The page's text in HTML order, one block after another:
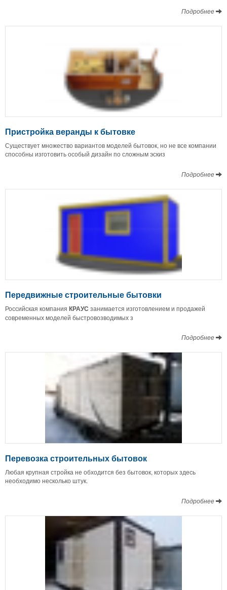
Подробнее
Пристройка веранды к бытовке
Существует множество вариантов моделей бытовок, но не все компании
способны изготовить особый дизайн по сложным эскиз
Подробнее
Передвижные строительные бытовки
Российская компания КРАУС занимается изготовлением и продажей
современных моделей быстровозводимых з
Подробнее
Перевозка строительных бытовок
Любая крупная стройка не обходится без бытовок, которых здесь
необходимо несколько штук.
Подробнее